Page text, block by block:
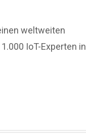
weltweiten
IoT-Experten in